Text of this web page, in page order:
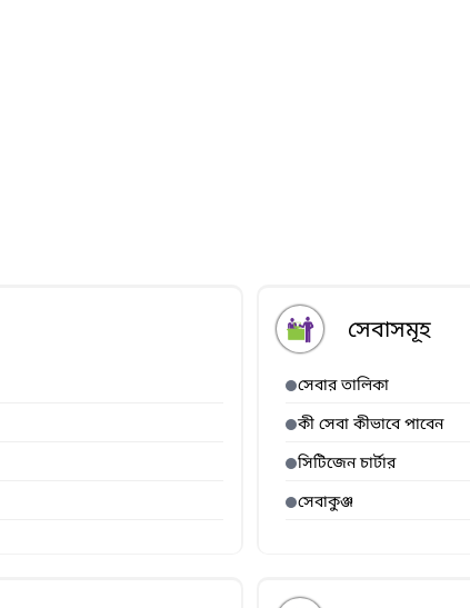
সেবাসমূহ
সেবার তালিকা
কী সেবা কীভাবে পাবেন
সিটিজেন চার্টার
সেবাকুঞ্জ